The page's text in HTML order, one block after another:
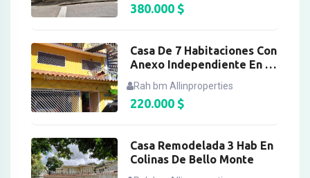
380.000 $
Casa De 7 Habitaciones Con
Anexo Independiente En La
Rah bm Allinproperties
220.000 $
Casa Remodelada 3 Hab En
Colinas De Bello Monte